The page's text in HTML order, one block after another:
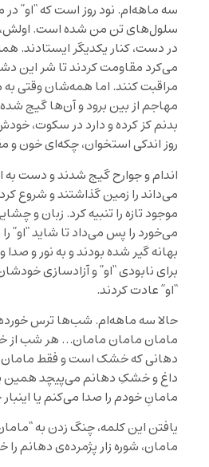
سه ماهه‌ام. نود روز است که “او”
سلول‌های تن من شده است. اولش،
در دست، کنار یکدیگر ایستادند.
می‌کرد مقاومت کردند تا شر این
مراقبت کنند. اما همه‌شان وقتی
مهاجم از بین برود و آن‌ها گیج
بدنم کز کرده و دارد در سکوت،
روز اندکی استخوان، چکه‌ای خون و
اندام و جوارح گیج شدند و دست به
می‌داند را زمین گذاشتند و شروع
موجود تازه را تنبیه کرد. زبان و
می‌خورد را پس می‌داد تا شاید “او”
بهانه گیر شده بودند و به نور
برای نابودی “او” و آزادسازی
“او” عادت کردند.
حالا سه ماهه‌ام. شب‌ها ترس
مامان مامان مامان… هر شب از
دهانی که خشک است و فقط مامان
داغ و خشکِ دهانم می‌پیچد همین
مامانِ خودم را صدا می‌کنم یا
یافتن این کلمه، چنگ زدن به
مامان، شوره زار پژمرده‌ی دهانم را